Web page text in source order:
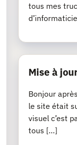
tous mes
Mise à
Bonjour
le site était
visuel c’est
tous […]